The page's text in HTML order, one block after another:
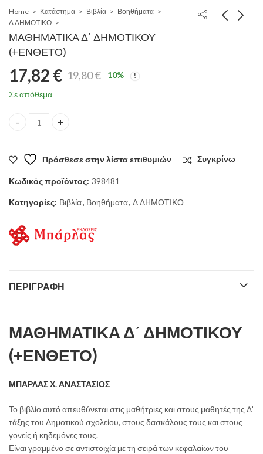
Home Κατάστημα Βιβλία
Βοηθήματα
Δ ΔΗΜΟΤΙΚΟ
ΜΑΘΗΜΑΤΙΚΑ Δ΄ ΔΗΜΟΤΙΚΟΥ
(+ΕΝΘΕΤΟ)
19,80€
Original
19,80 €.
17,82 €
Η
είναι:
17,82 €.
10%
Σε απόθεμα
ΜΑΘΗΜΑΤΙΚΑ Δ΄ ΔΗΜΟΤΙΚΟΥ (+ΕΝΘΕΤΟ) quantity
Πρόσθεσε στην λίστα επιθυμιών Συγκρίνω
Κωδικός προϊόντος: 398481
Κατηγορίες: Βιβλία, Βοηθήματα, Δ ΔΗΜΟΤΙΚΟ
ΠΕΡΙΓΡΑΦΉ
ΜΑΘΗΜΑΤΙΚΑ Δ΄ ΔΗΜΟΤΙΚΟΥ
(+ΕΝΘΕΤΟ)
ΜΠΑΡΛΑΣ Χ. ΑΝΑΣΤΑΣΙΟΣ
Το βιβλίο αυτό απευθύνεται στις μαθήτριες και στους μαθητές της Δ’
τάξης του Δημοτικού σχολείου, στους δασκάλους τους και στους
γονείς ή κηδεμόνες τους.
Είναι γραμμένο σε αντιστοιχία με τη σειρά των κεφαλαίων του